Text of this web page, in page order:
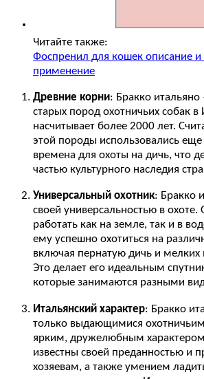
Читайте также:
Фоспренил для кошек описание и
применение
Древние корни: Бракко
старых пород охотничьих собак в
насчитывает более 2000 лет.
этой породы использовались
времена для охоты на дичь, что
частью культурного наследия
Универсальный охотник: Бракко
своей универсальностью в охоте.
работать как на земле, так и в
ему успешно охотиться на
включая пернатую дичь и
Это делает его идеальным
которые занимаются разными
Итальянский характер: Бракко
только выдающимися
ярким, дружелюбным
известны своей преданностью и
хозяевам, а также умением